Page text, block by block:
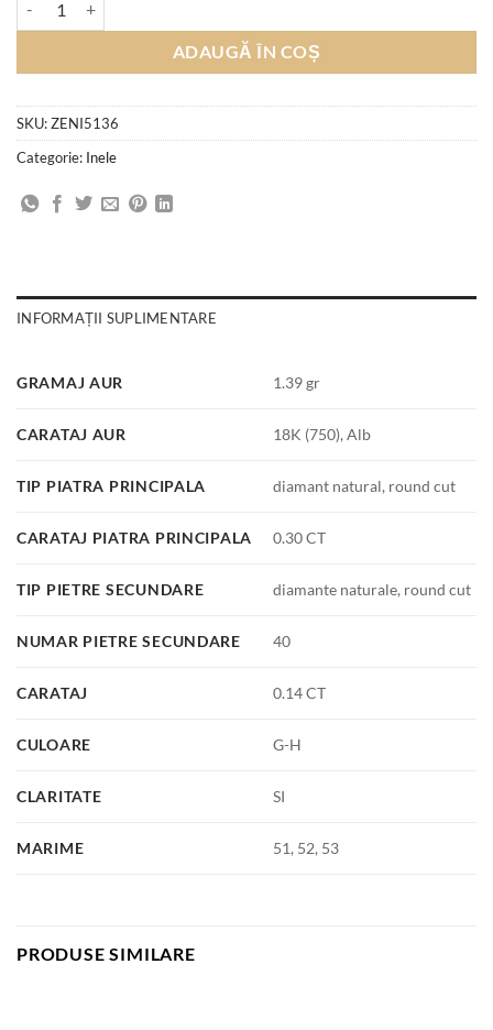
ADAUGĂ ÎN COȘ
SKU:ZENI5136
Categorie: Inele
INFORMAȚII SUPLIMENTARE
GRAMAJ AUR 1.39 gr
CARATAJ AUR 18K (750), Alb
TIP PIATRA PRINCIPALA diamant natural, round cut
CARATAJ PIATRA PRINCIPALA 0.30 CT
TIP PIETRE SECUNDARE diamante naturale, round cut
NUMAR PIETRE SECUNDARE 40
CARATAJ 0.14 CT
CULOARE G-H
CLARITATE SI
MARIME 51, 52, 53
PRODUSE SIMILARE